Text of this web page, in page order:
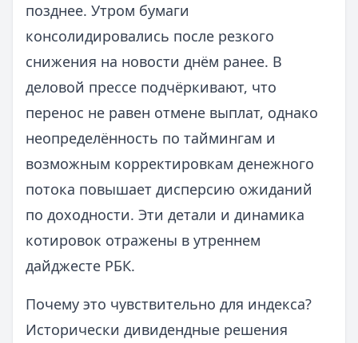
позднее. Утром бумаги
консолидировались после резкого
снижения на новости днём ранее. В
деловой прессе подчёркивают, что
перенос не равен отмене выплат, однако
неопределённость по таймингам и
возможным корректировкам денежного
потока повышает дисперсию ожиданий
по доходности. Эти детали и динамика
котировок отражены в утреннем
дайджесте РБК.
Почему это чувствительно для индекса?
Исторически дивидендные решения